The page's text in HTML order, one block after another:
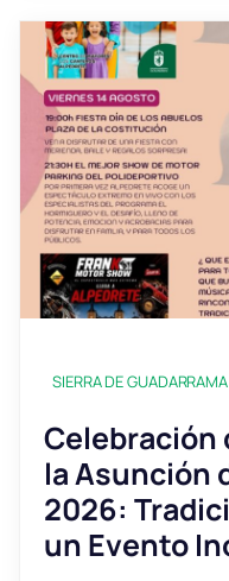
SIERRA DE GUADARRAMA
Celebración
la Asunción
2026:
un Evento